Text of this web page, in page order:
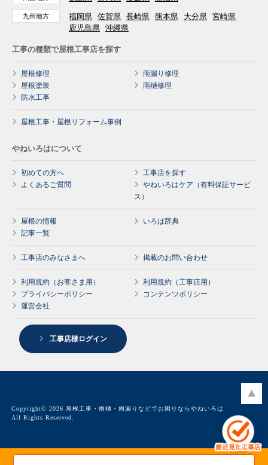
九州地方 福岡県 佐賀県 長崎県 熊本県 大分県 宮崎県
鹿児島県 沖縄県
工事の種類で屋根工事店を探す
屋根修理
雨漏り修理
屋根塗装
雨樋修理
防水工事
屋根工事・屋根リフォーム事例
やねいろはについて
初めての方へ
工事店を探す
よくあるご質問
やねいろはケア（有料保証サービ
ス）
屋根の情報
いろは辞典
記事一覧
工事店のみなさまへ 掲載のお問い合わせ
利用規約（お客さま用）
利用規約（工事店用）
プライバシーポリシー
コンテンツポリシー
運営会社
工事店様ログイン
Copyright© 2026 屋根工事・雨樋・雨漏りなどでお困りならやねいろは
All Rights Reserved.